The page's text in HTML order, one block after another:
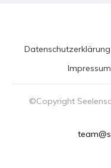
Datenschutzerklärung
Impressum
©Copyright